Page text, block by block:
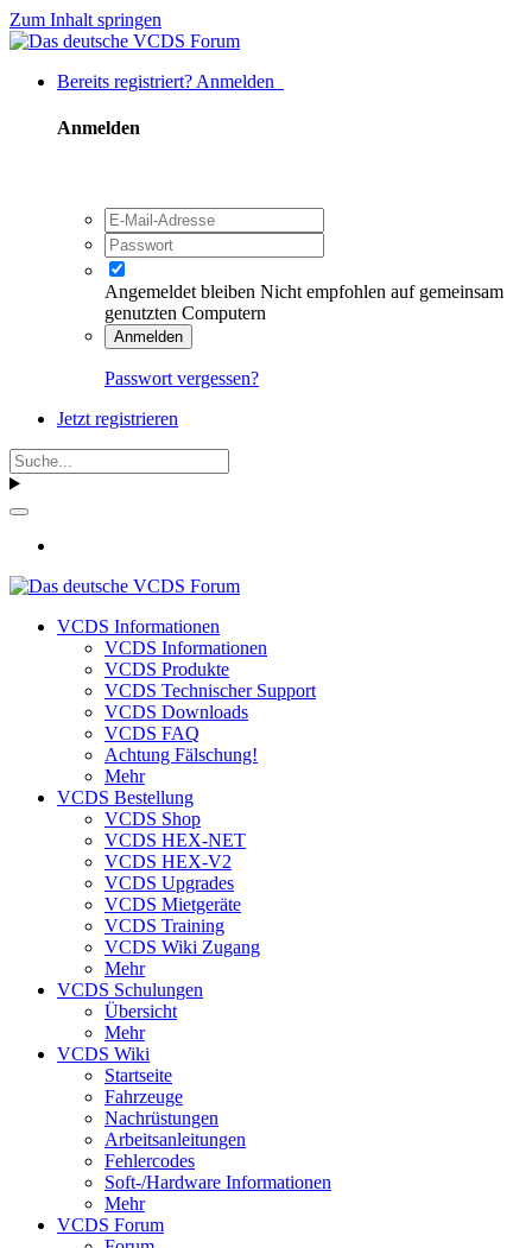
Zum Inhalt springen
Bereits registriert? Anmelden
Anmelden
Angemeldet bleiben Nicht empfohlen auf gemeinsam
genutzten Computern
Anmelden
Passwort vergessen?
Jetzt registrieren
VCDS Informationen
VCDS Informationen
VCDS Produkte
VCDS Technischer Support
VCDS Downloads
VCDS FAQ
Achtung Fälschung!
Mehr
VCDS Bestellung
VCDS Shop
VCDS HEX-NET
VCDS HEX-V2
VCDS Upgrades
VCDS Mietgeräte
VCDS Training
VCDS Wiki Zugang
Mehr
VCDS Schulungen
Übersicht
Mehr
VCDS Wiki
Startseite
Fahrzeuge
Nachrüstungen
Arbeitsanleitungen
Fehlercodes
Soft-/Hardware Informationen
Mehr
VCDS Forum